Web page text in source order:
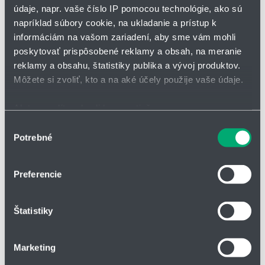
údaje, napr. vaše číslo IP pomocou technológie, ako sú
napríklad súbory cookie, na ukladanie a prístup k
informáciám na vašom zariadení, aby sme vám mohli
poskytovať prispôsobené reklamy a obsah, na meranie
reklamy a obsahu, štatistiky publika a vývoj produktov.
Môžete si zvoliť, kto a na aké účely použije vaše údaje.
polohe s presnosťou na niekoľko metrov
Viac informácií o tom, ako sa spracúvajú vaše osobné
môžete kedykoľvek zmeniť alebo odvolať cez Vyhlásenie
Na prispôsobenie obsahu a reklám, poskytovanie funkcií
súhlasu
Potrebné
Preferencie
Štatistiky
Marketing
Prírubové ložiská